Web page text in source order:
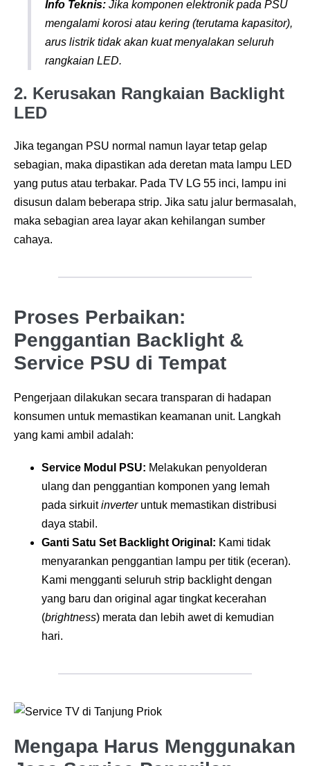
Info Teknis: Jika komponen elektronik pada PSU
mengalami korosi atau kering (terutama kapasitor),
arus listrik tidak akan kuat menyalakan seluruh
rangkaian LED.
2. Kerusakan Rangkaian Backlight
LED
Jika tegangan PSU normal namun layar tetap gelap
sebagian, maka dipastikan ada deretan mata lampu LED
yang putus atau terbakar. Pada TV LG 55 inci, lampu ini
disusun dalam beberapa strip. Jika satu jalur bermasalah,
maka sebagian area layar akan kehilangan sumber
cahaya.
Proses Perbaikan:
Penggantian Backlight &
Service PSU di Tempat
Pengerjaan dilakukan secara transparan di hadapan
konsumen untuk memastikan keamanan unit. Langkah
yang kami ambil adalah:
Service Modul PSU: Melakukan penyolderan
ulang dan penggantian komponen yang lemah
pada sirkuitinverteruntuk memastikan distribusi
daya stabil.
Ganti Satu Set Backlight Original: Kami tidak
menyarankan penggantian lampu per titik (eceran).
Kami mengganti seluruh strip backlight dengan
yang baru dan original agar tingkat kecerahan
(brightness) merata dan lebih awet di kemudian
hari.
Mengapa Harus Menggunakan